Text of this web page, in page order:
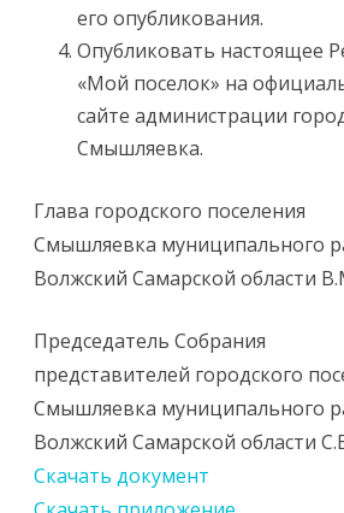
его опубликования.
Опубликовать настоящее
«Мой поселок» на
сайте администрации
Смышляевка.
Глава городского поселения
Смышляевка муниципального
Волжский Самарской области
Председатель Собрания
представителей городского
Смышляевка муниципального
Волжский Самарской области
Скачать документ